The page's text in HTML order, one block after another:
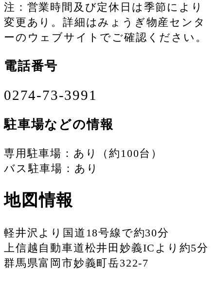
注：営業時間及び定休日は季節により
変更あり。詳細はみょうぎ物産センタ
ーのウェブサイトでご確認ください。
電話番号
0274-73-3991
駐車場などの情報
専用駐車場：あり（約100台）
バス駐車場：あり
地図情報
軽井沢より国道18号線で約30分
上信越自動車道松井田妙義ICより約5分
群馬県富岡市妙義町岳322-7